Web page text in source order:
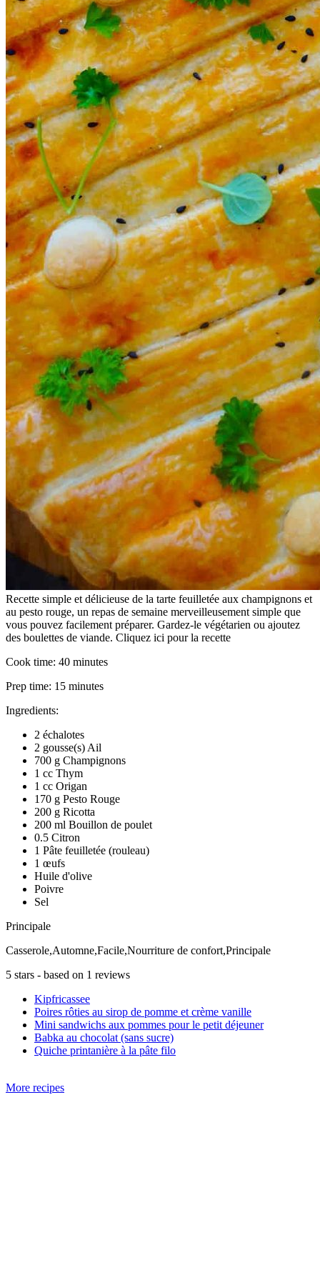
Recette simple et délicieuse de la tarte feuilletée aux champignons et
au pesto rouge, un repas de semaine merveilleusement simple que
vous pouvez facilement préparer. Gardez-le végétarien ou ajoutez
des boulettes de viande. Cliquez ici pour la recette
Cook time: 40 minutes
Prep time: 15 minutes
Ingredients:
2 échalotes
2 gousse(s) Ail
700 g Champignons
1 cc Thym
1 cc Origan
170 g Pesto Rouge
200 g Ricotta
200 ml Bouillon de poulet
0.5 Citron
1 Pâte feuilletée (rouleau)
1 œufs
Huile d'olive
Poivre
Sel
Principale
Casserole,Automne,Facile,Nourriture de confort,Principale
5 stars - based on 1 reviews
Kipfricassee
Poires rôties au sirop de pomme et crème vanille
Mini sandwichs aux pommes pour le petit déjeuner
Babka au chocolat (sans sucre)
Quiche printanière à la pâte filo
More recipes